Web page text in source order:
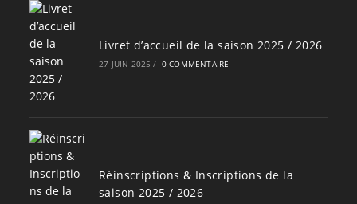
Livret d’accueil de la saison 2025 / 2026
27 JUIN 2025 / 0 COMMENTAIRE
Réinscriptions & Inscriptions de la
saison 2025 / 2026